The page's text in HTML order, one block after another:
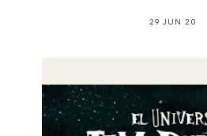
29 JUN 20